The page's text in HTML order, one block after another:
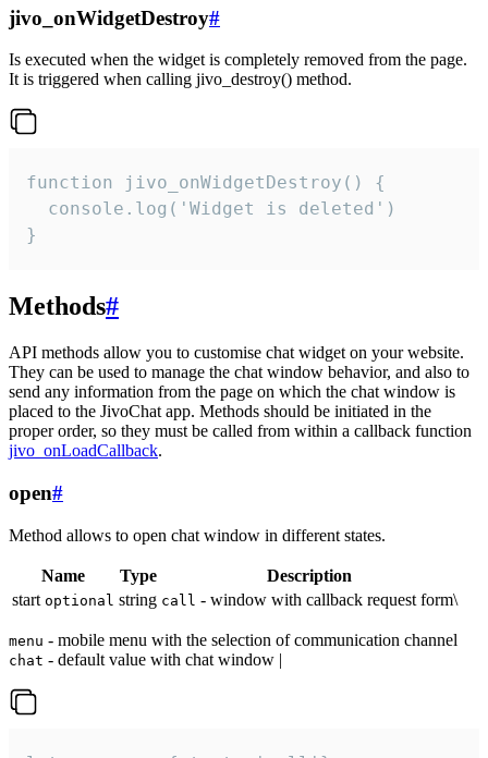
jivo_onWidgetDestroy#
Is executed when the widget is completely removed from the page.
It is triggered when calling jivo_destroy() method.
function jivo_onWidgetDestroy() {
  console.log('Widget is deleted')
}
Methods#
API methods allow you to customise chat widget on your website.
They can be used to manage the chat window behavior, and also to
send any information from the page on which the chat window is
placed to the JivoChat app. Methods should be initiated in the
proper order, so they must be called from within a callback function
jivo_onLoadCallback.
open#
Method allows to open chat window in different states.
Name Type
Description
start optional string call - window with callback request form\
menu - mobile menu with the selection of communication channel
chat - default value with chat window |